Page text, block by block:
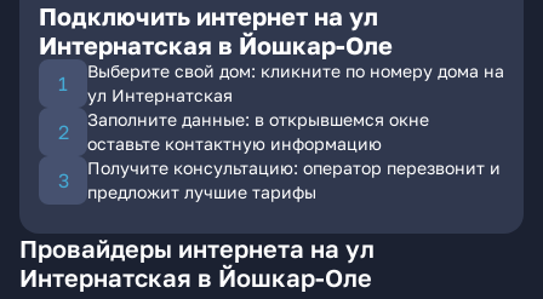
Подключить интернет на ул
Интернатская в Йошкар-Оле
Выберите свой дом: кликните по номеру дома на
ул Интернатская
Заполните данные: в открывшемся окне
оставьте контактную информацию
Получите консультацию: оператор перезвонит и
предложит лучшие тарифы
Провайдеры интернета на ул
Интернатская в Йошкар-Оле